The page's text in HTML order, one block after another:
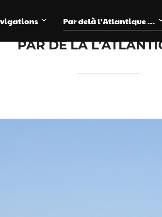
Par delà l’Atlantique …
PAR DE LÀ